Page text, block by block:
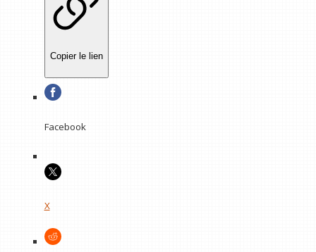
Copier le lien
Facebook
X